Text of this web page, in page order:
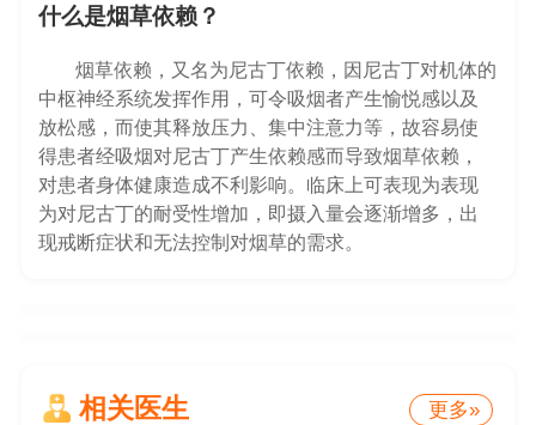
什么是烟草依赖？
烟草依赖，又名为尼古丁依赖，因尼古丁对机体的
中枢神经系统发挥作用，可令吸烟者产生愉悦感以及
放松感，而使其释放压力、集中注意力等，故容易使
得患者经吸烟对尼古丁产生依赖感而导致烟草依赖，
对患者身体健康造成不利影响。临床上可表现为表现
为对尼古丁的耐受性增加，即摄入量会逐渐增多，出
现戒断症状和无法控制对烟草的需求。
相关医生 更多»